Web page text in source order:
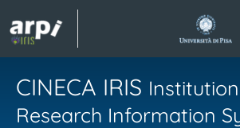
CINECA IRIS
Research Information